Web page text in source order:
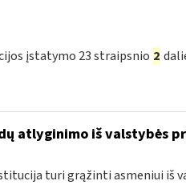
įstatymo 23 straipsnio 2
atlyginimo iš valstybės
turi grąžinti asmeniui iš